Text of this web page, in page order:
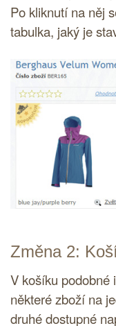
Po kliknutí na něj
tabulka, jaký je
Změna 2:
V košíku podobné
některé zboží na
druhé dostupné